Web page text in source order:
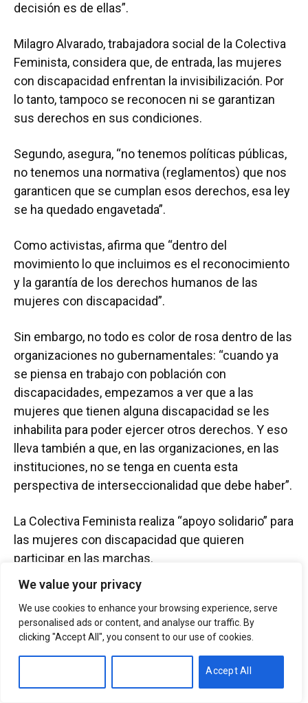
We value your privacy
We use cookies to enhance your browsing experience, serve
personalised ads or content, and analyse our traffic. By
clicking "Accept All", you consent to our use of cookies.
Accept All
decisión es de ellas”.
Milagro Alvarado, trabajadora social de la Colectiva
Feminista, considera que, de entrada, las mujeres
con discapacidad enfrentan la invisibilización. Por
lo tanto, tampoco se reconocen ni se garantizan
sus derechos en sus condiciones.
Segundo, asegura, “no tenemos políticas públicas,
no tenemos una normativa (reglamentos) que nos
garanticen que se cumplan esos derechos, esa ley
se ha quedado engavetada”.
Como activistas, afirma que “dentro del
movimiento lo que incluimos es el reconocimiento
y la garantía de los derechos humanos de las
mujeres con discapacidad”.
Sin embargo, no todo es color de rosa dentro de las
organizaciones no gubernamentales: “cuando ya
se piensa en trabajo con población con
discapacidades, empezamos a ver que a las
mujeres que tienen alguna discapacidad se les
inhabilita para poder ejercer otros derechos. Y eso
lleva también a que, en las organizaciones, en las
instituciones, no se tenga en cuenta esta
perspectiva de interseccionalidad que debe haber”.
La Colectiva Feminista realiza “apoyo solidario” para
las mujeres con discapacidad que quieren
participar en las marchas.
“Debemos aprender también desde las
organizaciones a convivir, a hacer planes
inclusivos, a generar estas condiciones para
aprendizaje colectivo al interior”, comentó.